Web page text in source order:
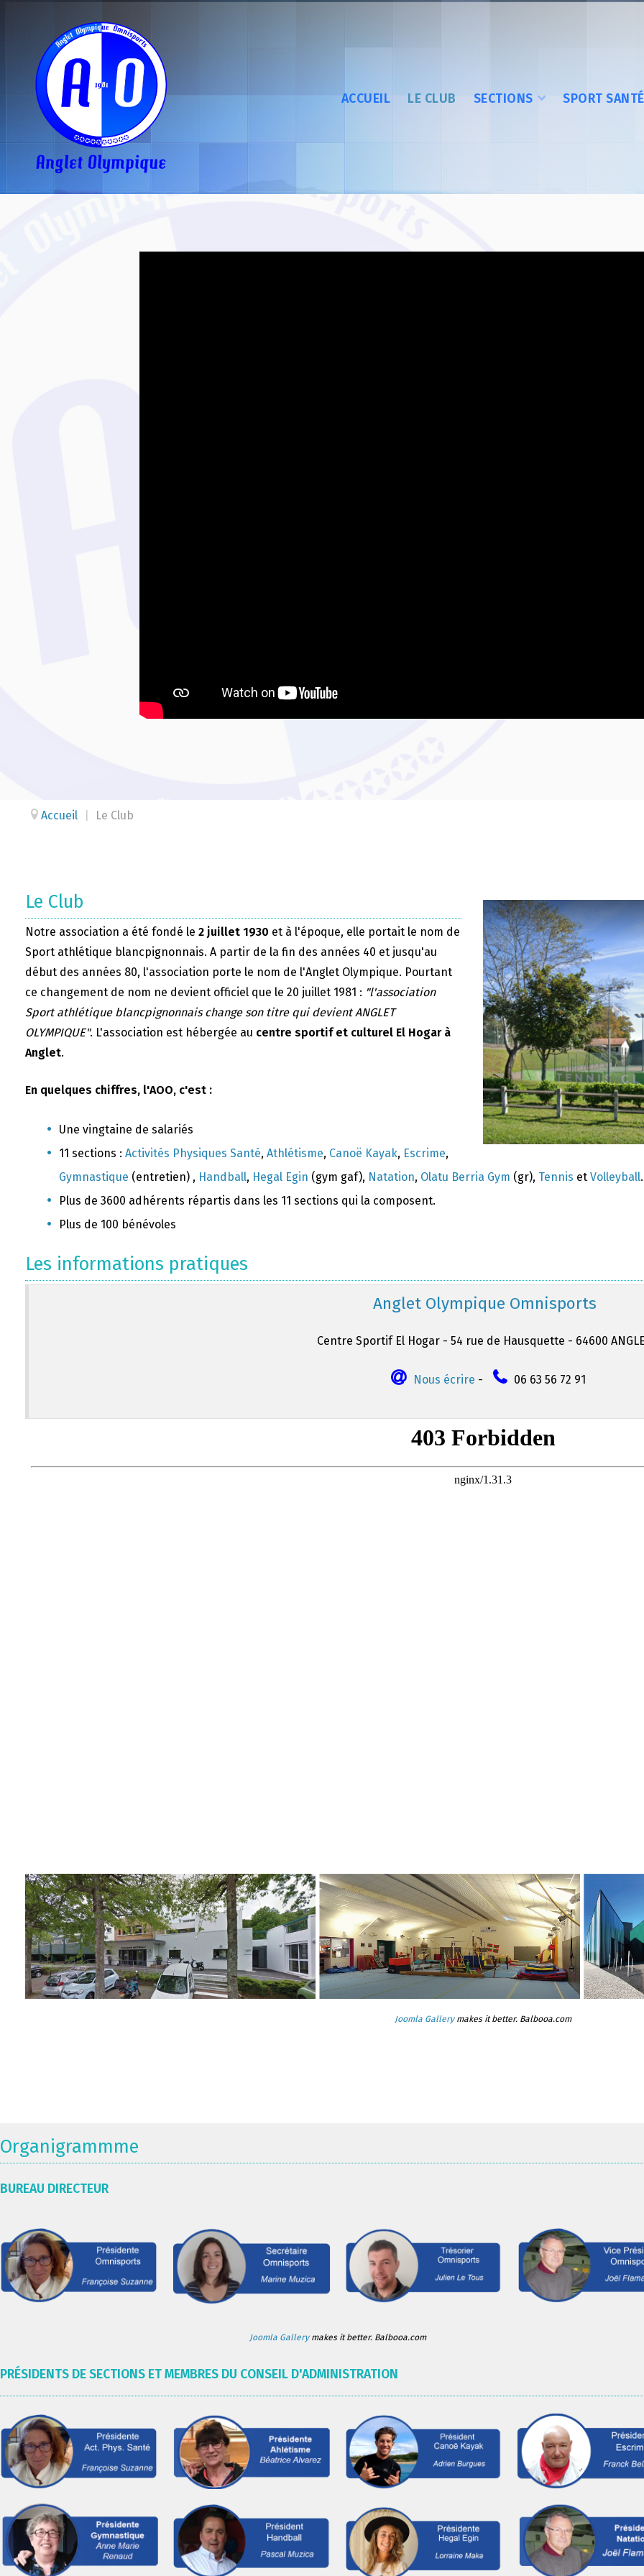
ACCUEIL LE CLUB SECTIONS SPORT SANTÉ
Accueil Le Club
Le Club
Notre association a été fondé le 2 juillet 1930 et à l'époque, elle portait le nom de
Sport athlétique blancpignonnais. A partir de la fin des années 40 et jusqu'au
début des années 80, l'association porte le nom de l'Anglet Olympique. Pourtant
ce changement de nom ne devient officiel que le 20 juillet 1981 : "l'association
Sport athlétique blancpignonnais change son titre qui devient ANGLET
OLYMPIQUE". L'association est hébergée au centre sportif et culturel El Hogar à
Anglet.
En quelques chiffres, l'AOO, c'est :
Une vingtaine de salariés
11 sections : Activités Physiques Santé, Athlétisme, Canoë Kayak, Escrime,
Gymnastique (entretien) , Handball, Hegal Egin (gym gaf), Natation, Olatu Berria Gym (gr), Tennis et Volleyball.
Plus de 3600 adhérents répartis dans les 11 sections qui la composent.
Plus de 100 bénévoles
Les informations pratiques
Anglet Olympique Omnisports
Centre Sportif El Hogar - 54 rue de Hausquette - 64600
Nous écrire - 06 63 56 72 91
Joomla Gallerymakes it better. Balbooa.com
Organigrammme
BUREAU DIRECTEUR
Joomla Gallerymakes it better. Balbooa.com
PRÉSIDENTS DE SECTIONS ET MEMBRES DU CONSEIL D'ADMINISTRATION